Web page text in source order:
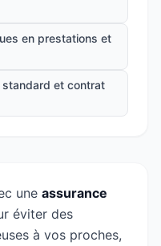
en prestations et
et contrat
une assurance
éviter des
à vos proches,